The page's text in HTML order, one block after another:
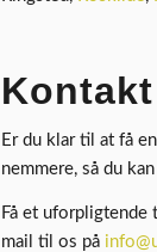
Er du klar til at få
nemmere, så du
Få et uforpligtende
mail til os på